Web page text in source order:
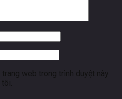
web trong trình duyệt này